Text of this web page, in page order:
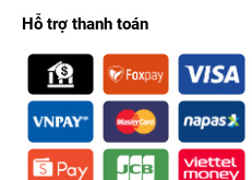
Hỗ trợ thanh toán